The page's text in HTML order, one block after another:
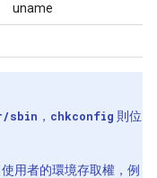
uname
sbin ， chkconfig 則位
用者的環境存取權，例